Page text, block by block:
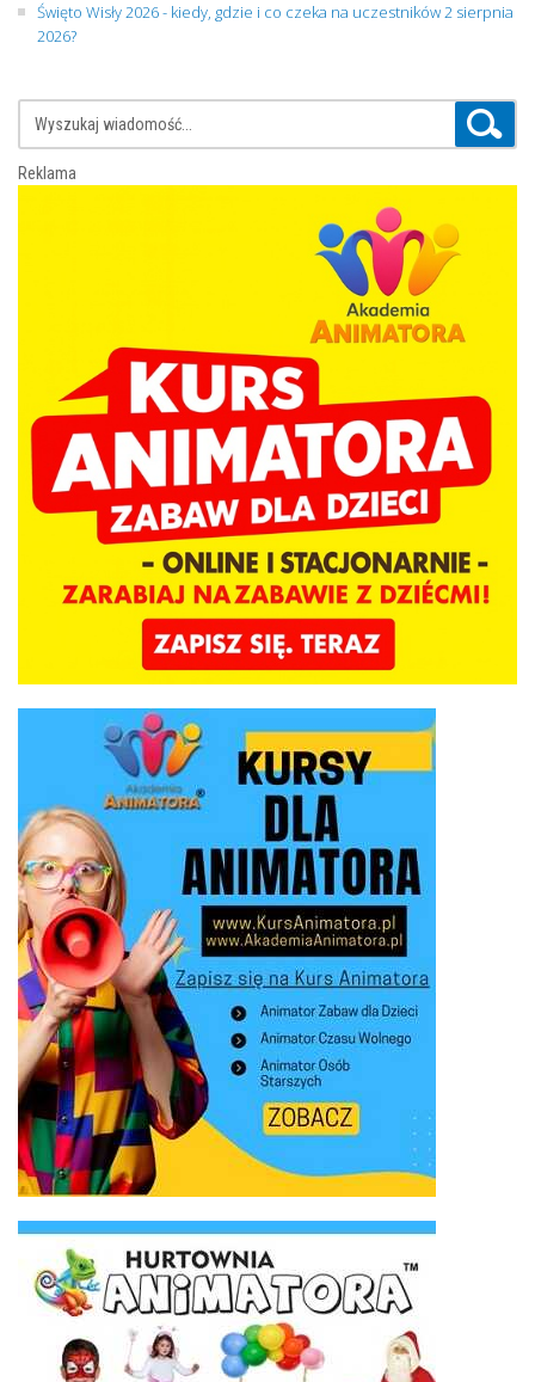
Święto Wisły 2026 - kiedy, gdzie i co czeka na uczestników 2 sierpnia
2026?
Reklama